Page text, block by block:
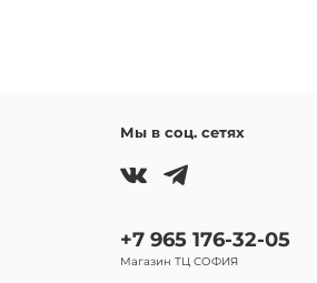
Мы в соц. сетях
+7 965 176-32-05
Магазин ТЦ СОФИЯ